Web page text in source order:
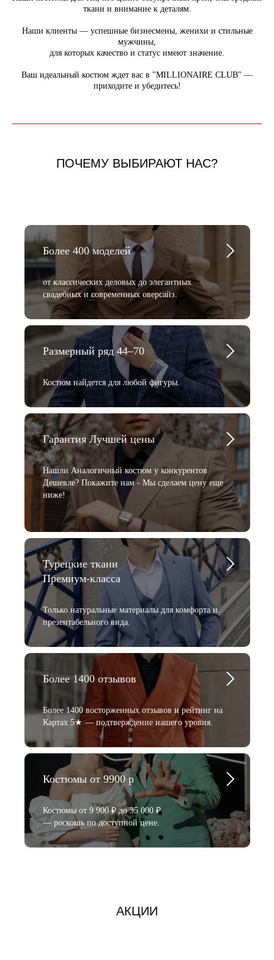
ткани и внимание к деталям.
Наши клиенты — успешные бизнесмены, женихи и стильные
мужчины,
для которых качество и статус имеют значение.
Ваш идеальный костюм ждет вас в "MILLIONAIRE CLUB" —
приходите и убедитесь!
ПОЧЕМУ ВЫБИРАЮТ НАС?
Более 400 моделей
от классических деловых до элегантных
свадебных и современных оверсайз.
Размерный ряд 44–70
Костюм найдется для любой фигуры.
Гарантия Лучшей цены
Нашли Аналогичный костюм у конкурентов
Дешевле? Покажите нам - Мы сделаем цену еще
ниже!
Турецкие ткани
Премиум-класса
Только натуральные материалы для комфорта и
презентабельного вида.
Более 1400 отзывов
Более 1400 восторженных отзывов и рейтинг на
Картах 5★ — подтверждение нашего уровня.
Костюмы от 9900 р
Костюмы от 9 900 ₽ до 35 000 ₽
— роскошь по доступной цене.
АКЦИИ